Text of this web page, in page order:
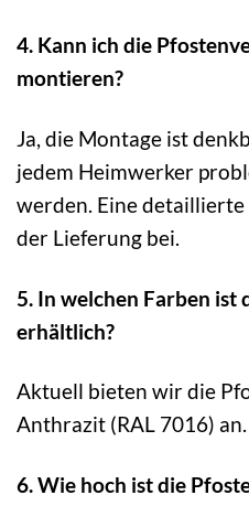
4. Kann ich die
montieren?
Ja, die Montage ist
jedem Heimwerker
werden. Eine
der Lieferung bei.
5. In welchen Farben
erhältlich?
Aktuell bieten wir die
Anthrazit (RAL 7016) an.
6. Wie hoch ist die